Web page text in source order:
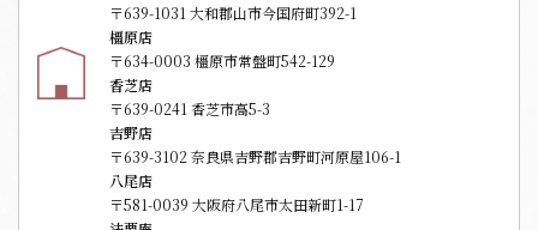
〒639-1031 大和郡山市今国府町392-1
橿原店
〒634-0003 橿原市常盤町542-129
香芝店
〒639-0241 香芝市高5-3
吉野店
〒639-3102 奈良県吉野郡吉野町河原屋106-1
八尾店
〒581-0039 大阪府八尾市太田新町1-17